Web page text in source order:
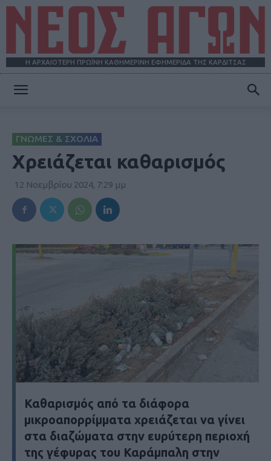
Η ΑΡΧΑΙΟΤΕΡΗ ΠΡΩΪΝΗ ΚΑΘΗΜΕΡΙΝΗ ΕΦΗΜΕΡΙΔΑ ΤΗΣ ΚΑΡΔΙΤΣΑΣ
ΓΝΩΜΕΣ & ΣΧΟΛΙΑ
Χρειάζεται καθαρισμός
12 Νοεμβρίου 2024, 7:29 μμ
Καθαρισμός από τα διάφορα
μικροαπορρίμματα χρειάζεται να γίνει
στα διαζώματα στην ευρύτερη περιοχή
της γέφυρας του Καράμπαλη στην